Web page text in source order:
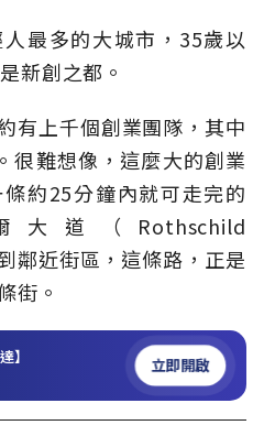
最多的大城市，35歲以
新創之都。
有上千個創業團隊，其中
很難想像，這麼大的創業
約25分鐘內就可走完的
道（Rothschild
鄰近街區，這條路，正是
街。
】 立即開啟